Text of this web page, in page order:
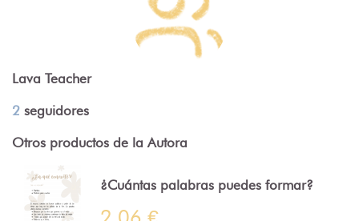
Lava Teacher
2 seguidores
Otros productos de la Autora
¿Cuántas palabras puedes formar?